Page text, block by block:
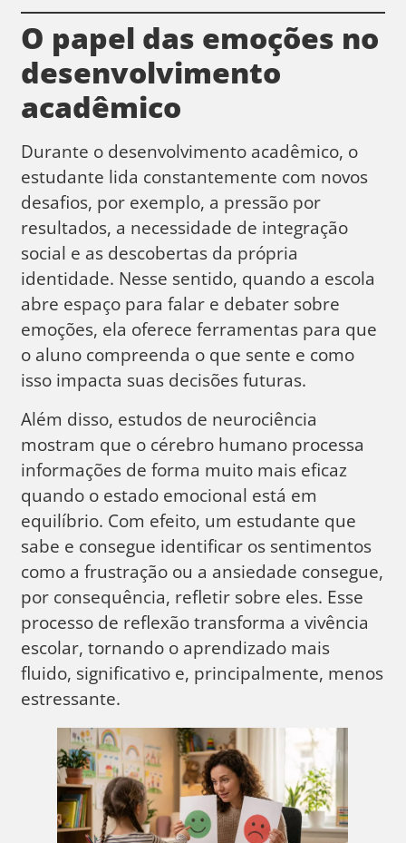
O papel das emoções no
desenvolvimento
acadêmico
Durante o desenvolvimento acadêmico, o
estudante lida constantemente com novos
desafios, por exemplo, a pressão por
resultados, a necessidade de integração
social e as descobertas da própria
identidade. Nesse sentido, quando a escola
abre espaço para falar e debater sobre
emoções, ela oferece ferramentas para que
o aluno compreenda o que sente e como
isso impacta suas decisões futuras.
Além disso, estudos de neurociência
mostram que o cérebro humano processa
informações de forma muito mais eficaz
quando o estado emocional está em
equilíbrio. Com efeito, um estudante que
sabe e consegue identificar os sentimentos
como a frustração ou a ansiedade consegue,
por consequência, refletir sobre eles. Esse
processo de reflexão transforma a vivência
escolar, tornando o aprendizado mais
fluido, significativo e, principalmente, menos
estressante.